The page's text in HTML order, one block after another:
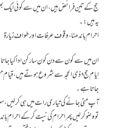
حج کے تین فرائض ہیں،ان میں سے کوئی
یہ ہیں:۔
احرام باندھنا، وقوف عرفات اور طواف زیارۃ
ان میں سے کون سے دن کون سا رکن
جاتاہے۔
آپ منیٰ جانے کی تیاری رات میں ہی کر
تو وضو کرلیں پھر احرام کی نیت کرکے احرام